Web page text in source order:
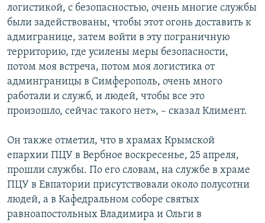
логистикой, с безопасностью, очень многие службы
были задействованы, чтобы этот огонь доставить к
адмигранице, затем войти в эту пограничную
территорию, где усилены меры безопасности,
потом моя встреча, потом моя логистика от
админграницы в Симферополь, очень много
работали и служб, и людей, чтобы все это
произошло, сейчас такого нет», – сказал Климент.
Он также отметил, что в храмах Крымской
епархии ПЦУ в Вербное воскресенье, 25 апреля,
прошли службы. По его словам, на службе в храме
ПЦУ в Евпатории присутствовали около полусотни
людей, а в Кафедральном соборе святых
равноапостольных Владимира и Ольги в